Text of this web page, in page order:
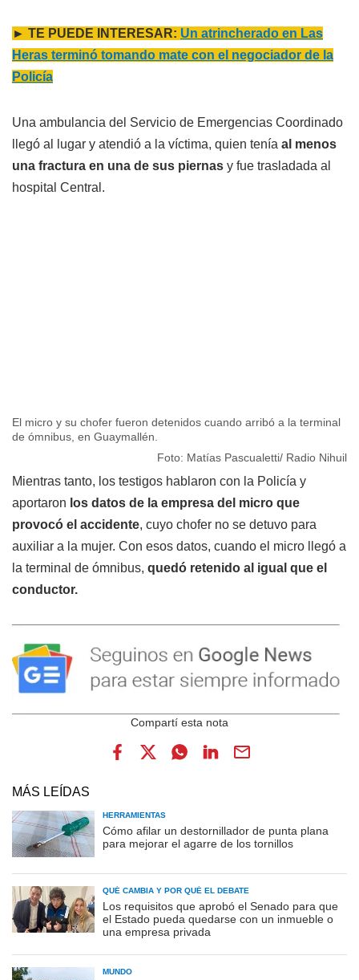
► TE PUEDE INTERESAR: Un atrincherado en Las
Heras terminó tomando mate con el negociador de la
Policía
Una ambulancia del Servicio de Emergencias Coordinado
llegó al lugar y atendió a la víctima, quien tenía al menos
una fractura en una de sus piernas y fue trasladada al
hospital Central.
El micro y su chofer fueron detenidos cuando arribó a la terminal
de ómnibus, en Guaymallén.
Foto: Matías Pascualetti/ Radio Nihuil
Mientras tanto, los testigos hablaron con la Policía y
aportaron los datos de la empresa del micro que
provocó el accidente, cuyo chofer no se detuvo para
auxiliar a la mujer. Con esos datos, cuando el micro llegó a
la terminal de ómnibus, quedó retenido al igual que el
conductor.
MÁS LEÍDAS
HERRAMIENTAS
Cómo afilar un destornillador de punta plana
para mejorar el agarre de los tornillos
QUÉ CAMBIA Y POR QUÉ EL DEBATE
Los requisitos que aprobó el Senado para que
el Estado pueda quedarse con un inmueble o
una empresa privada
MUNDO